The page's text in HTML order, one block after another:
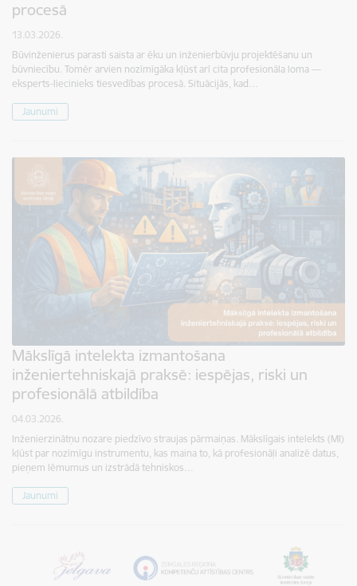
procesā
13.03.2026.
Būvinženierus parasti saista ar ēku un inženierbūvju projektēšanu un
būvniecību. Tomēr arvien nozīmīgāka kļūst arī cita profesionāla loma —
eksperts-liecinieks tiesvedības procesā. Situācijās, kad…
Jaunumi
Mākslīgā intelekta izmantošana
inženiertehniskajā praksē: iespējas, riski un
profesionālā atbildība
04.03.2026.
Inženierzinātņu nozare piedzīvo straujas pārmaiņas. Mākslīgais intelekts (MI)
kļūst par nozīmīgu instrumentu, kas maina to, kā profesionāļi analizē datus,
pieņem lēmumus un izstrādā tehniskos…
Jaunumi